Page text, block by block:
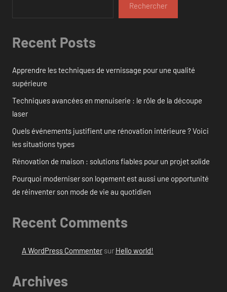
Rechercher
Recent Posts
Apprendre les techniques de vernissage pour une qualité
supérieure
Techniques avancées en menuiserie : le rôle de la découpe
laser
Quels événements justifient une rénovation intérieure ? Voici
les situations types
Rénovation de maison : solutions fiables pour un projet solide
Pourquoi moderniser son logement est aussi une opportunité
de réinventer son mode de vie au quotidien
Recent Comments
A WordPress Commentersur Hello world!
Archives